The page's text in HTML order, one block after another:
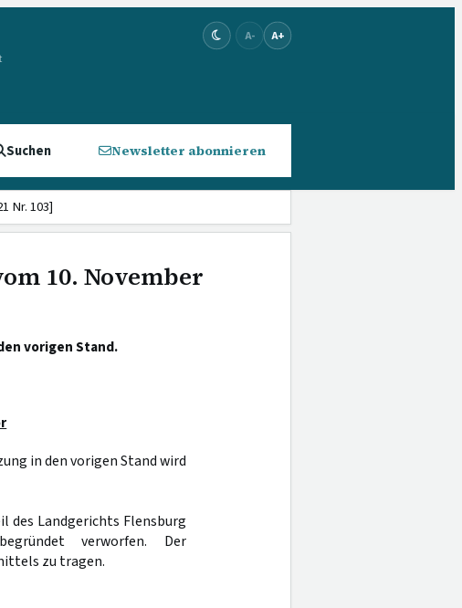
A- A+
Suchen Newsletter abonnieren
Nr. 103]
10. November
vorigen Stand.
in den vorigen Stand wird
des Landgerichts Flensburg
verworfen. Der
zu tragen.